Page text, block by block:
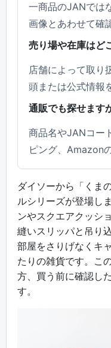
一商品のJANでは
画像とあわせて確
売り場や在庫はど
店舗によって取り
頭または公式情報
通販でも探せます
商品名やJANコー
ピング、Amazon
ダイソーから「くま
ルシリーズが登場し
ンやスクエアクッシ
縫いスリッパと吊り
部屋をさりげなくキ
たりの雑貨です。こ
方、買う前に確認し
す。